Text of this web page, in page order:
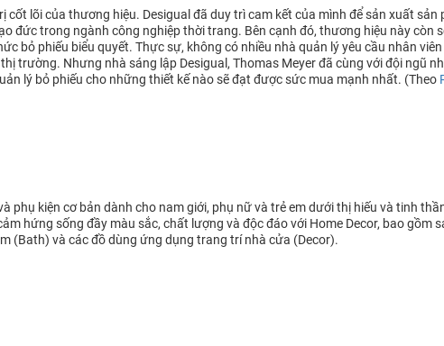
lõi của thương hiệu. Desigual đã duy trì cam kết của mình để sản xuất sản
đức trong ngành công nghiệp thời trang. Bên cạnh đó, thương hiệu này còn
bỏ phiếu biểu quyết. Thực sự, không có nhiều nhà quản lý yêu cầu nhân
trường. Nhưng nhà sáng lập Desigual, Thomas Meyer đã cùng với đội ngũ
lý bỏ phiếu cho những thiết kế nào sẽ đạt được sức mua mạnh nhất. (Theo
phụ kiện cơ bản dành cho nam giới, phụ nữ và trẻ em dưới thị hiếu và tinh
hứng sống đầy màu sắc, chất lượng và độc đáo với Home Decor, bao gồm
(Bath) và các đồ dùng ứng dụng trang trí nhà cửa (Decor).